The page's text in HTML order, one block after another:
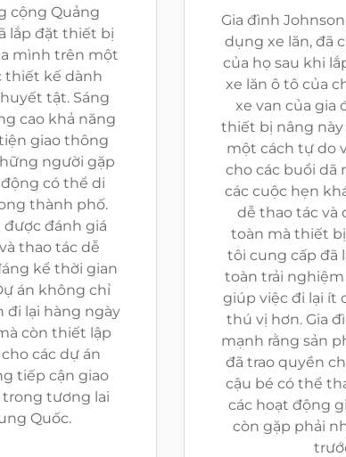
cộng Quảng
lắp đặt thiết bị
mình trên một
thiết kế dành
tật. Sáng
cao khả năng
giao thông
người gặp
có thể di
thành phố.
đánh giá
thao tác dễ
kể thời gian
án không chỉ
đi lại hàng ngày
còn thiết lập
các dự án
tiếp cận giao
tương lai
Quốc.
Gia đình
dụng xe lăn, đã
của họ sau khi
xe lăn ô tô của
xe van của gia
thiết bị nâng
một cách tự do
cho các buổi dã
các cuộc hẹn
dễ thao tác và
toàn mà thiết
tôi cung cấp đã
toàn trải
giúp việc đi lại ít
thú vị hơn. Gia
mạnh rằng sản
đã trao quyền
cậu bé có thể
các hoạt động
còn gặp phải